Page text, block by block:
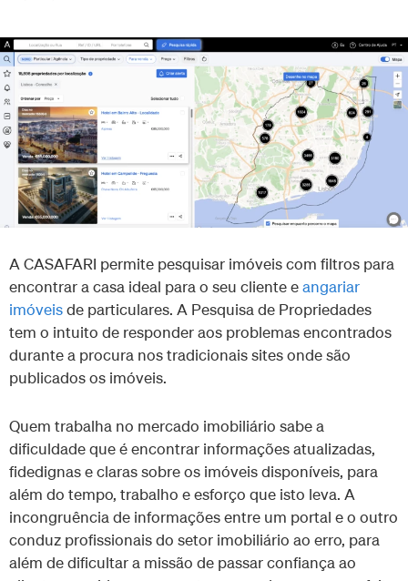
A CASAFARI permite pesquisar imóveis com filtros para
encontrar a casa ideal para o seu cliente eangariar
imóveisde particulares. A Pesquisa de Propriedades
tem o intuito de responder aos problemas encontrados
durante a procura nos tradicionais sites onde são
publicados os imóveis.
Quem trabalha no mercado imobiliário sabe a
dificuldade que é encontrar informações atualizadas,
fidedignas e claras sobre os imóveis disponíveis, para
além do tempo, trabalho e esforço que isto leva. A
incongruência de informações entre um portal e o outro
conduz profissionais do setor imobiliário ao erro, para
além de dificultar a missão de passar confiança ao